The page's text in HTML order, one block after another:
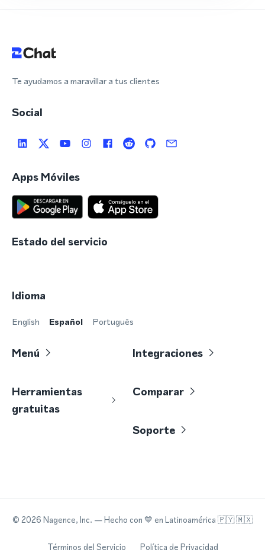
Te ayudamos a maravillar a tus clientes
Social
Apps Móviles
Estado del servicio
Idioma
English Español Português
Menú Integraciones
Herramientas
gratuitas
Comparar
Soporte
© 2026 Nagence, Inc. — Hecho con 💙 en Latinoamérica 🇵🇾 🇲🇽
Términos del Servicio Política de Privacidad